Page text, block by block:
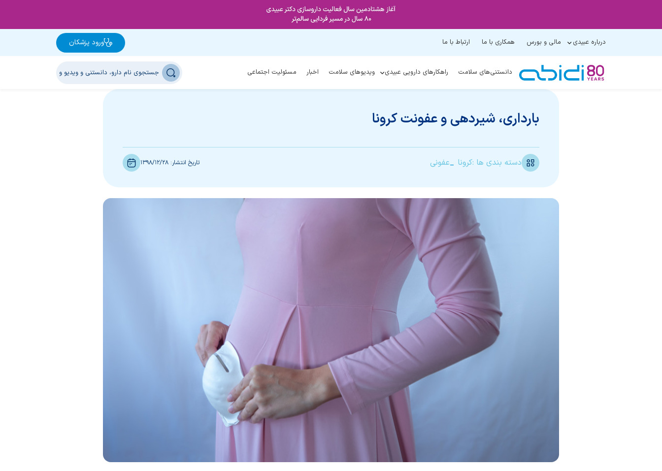
درباره عبیدی مالی و بورس همکاری با ما ارتباط با ما ورود پزشکان
دانستنی‌های سلامت راهکارهای دارویی عبیدی ویدیوهای سلامت اخبار مسئولیت اجتماعی
بارداری، شیردهی و عفونت کرونا
دسته بندی ها :کرونا عفونی تاریخ انتشار: